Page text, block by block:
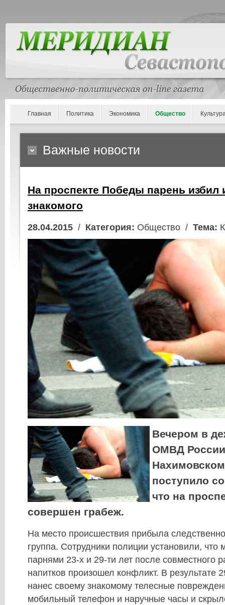
Главная Политика Экономика Общество
Важные новости
На проспекте Победы парень избил
знакомого
28.04.2015 / Категория: Общество / Тема:
Вечером в
ОМВД
поступило
что на
совершен грабеж.
На место происшествия прибыла
группа. Сотрудники полиции установили, что
парнями 23-х и 29-ти лет после совместного
напитков произошел конфликт. В результате
нанес своему знакомому телесные
мобильный телефон и наручные часы и